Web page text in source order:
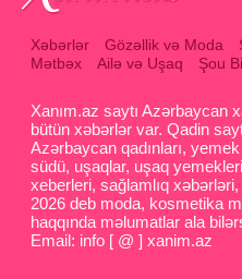
Xəbərlər Gözəllik və Moda
Mətbəx
Ailə və Uşaq Şou
Xanım.az saytı Azərbaycan
bütün xəbərlər var. Qadin
Azərbaycan qadınları,
südü, uşaqlar, uşaq
xeberleri, sağlamlıq
2026 deb moda, kosmetika
haqqında məlumatlar ala
Email: info [ @ ] xanim.az